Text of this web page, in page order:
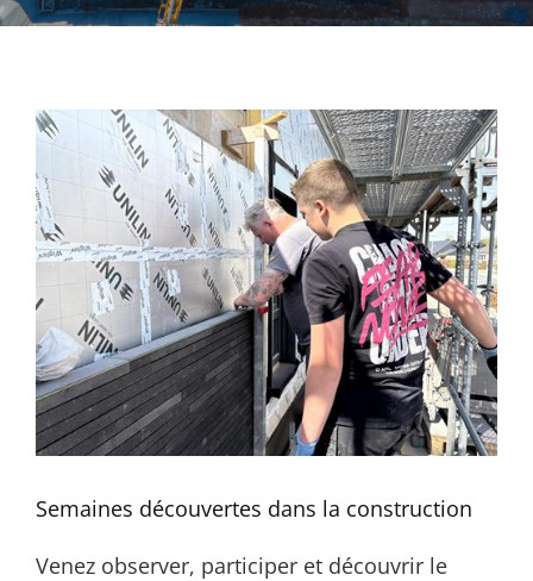
Semaines découvertes dans la construction
Venez observer, participer et découvrir le